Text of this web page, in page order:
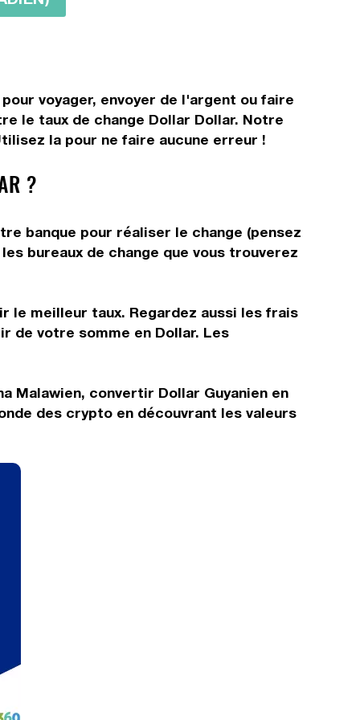
voyager, envoyer de l'argent ou faire
le taux de change Dollar Dollar. Notre
la pour ne faire aucune erreur !
?
banque pour réaliser le change (pensez
bureaux de change que vous trouverez
le meilleur taux. Regardez aussi les frais
de votre somme en Dollar. Les
Malawien, convertir Dollar Guyanien en
des crypto en découvrant les valeurs